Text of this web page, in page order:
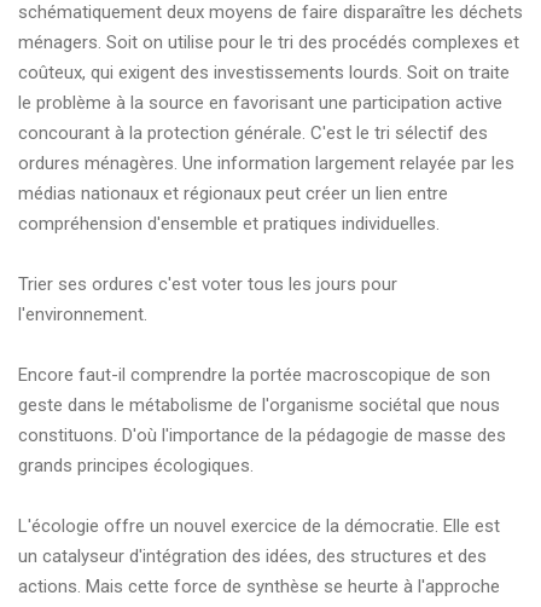
schématiquement deux moyens de faire disparaître les déchets
ménagers. Soit on utilise pour le tri des procédés complexes et
coûteux, qui exigent des investissements lourds. Soit on traite
le problème à la source en favorisant une participation active
concourant à la protection générale. C'est le tri sélectif des
ordures ménagères. Une information largement relayée par les
médias nationaux et régionaux peut créer un lien entre
compréhension d'ensemble et pratiques individuelles.
Trier ses ordures c'est voter tous les jours pour
l'environnement.
Encore faut-il comprendre la portée macroscopique de son
geste dans le métabolisme de l'organisme sociétal que nous
constituons. D'où l'importance de la pédagogie de masse des
grands principes écologiques.
L'écologie offre un nouvel exercice de la démocratie. Elle est
un catalyseur d'intégration des idées, des structures et des
actions. Mais cette force de synthèse se heurte à l'approche